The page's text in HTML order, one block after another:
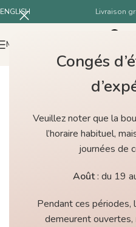
Congés
Veuillez noter que la
l’horaire habituel,
journées de
Août: du 19
Pendant ces périodes,
demeurent ouvertes,
ENGLISH Livraison
MENU